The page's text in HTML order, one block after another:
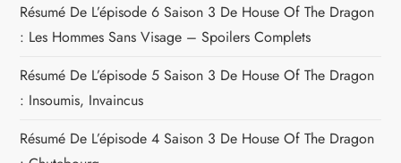
Résumé De L’épisode 6 Saison 3 De House Of The Dragon
: Les Hommes Sans Visage – Spoilers Complets
Résumé De L’épisode 5 Saison 3 De House Of The Dragon
: Insoumis, Invaincus
Résumé De L’épisode 4 Saison 3 De House Of The Dragon